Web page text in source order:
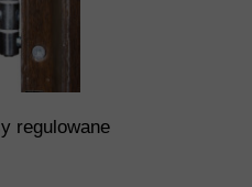
regulowane